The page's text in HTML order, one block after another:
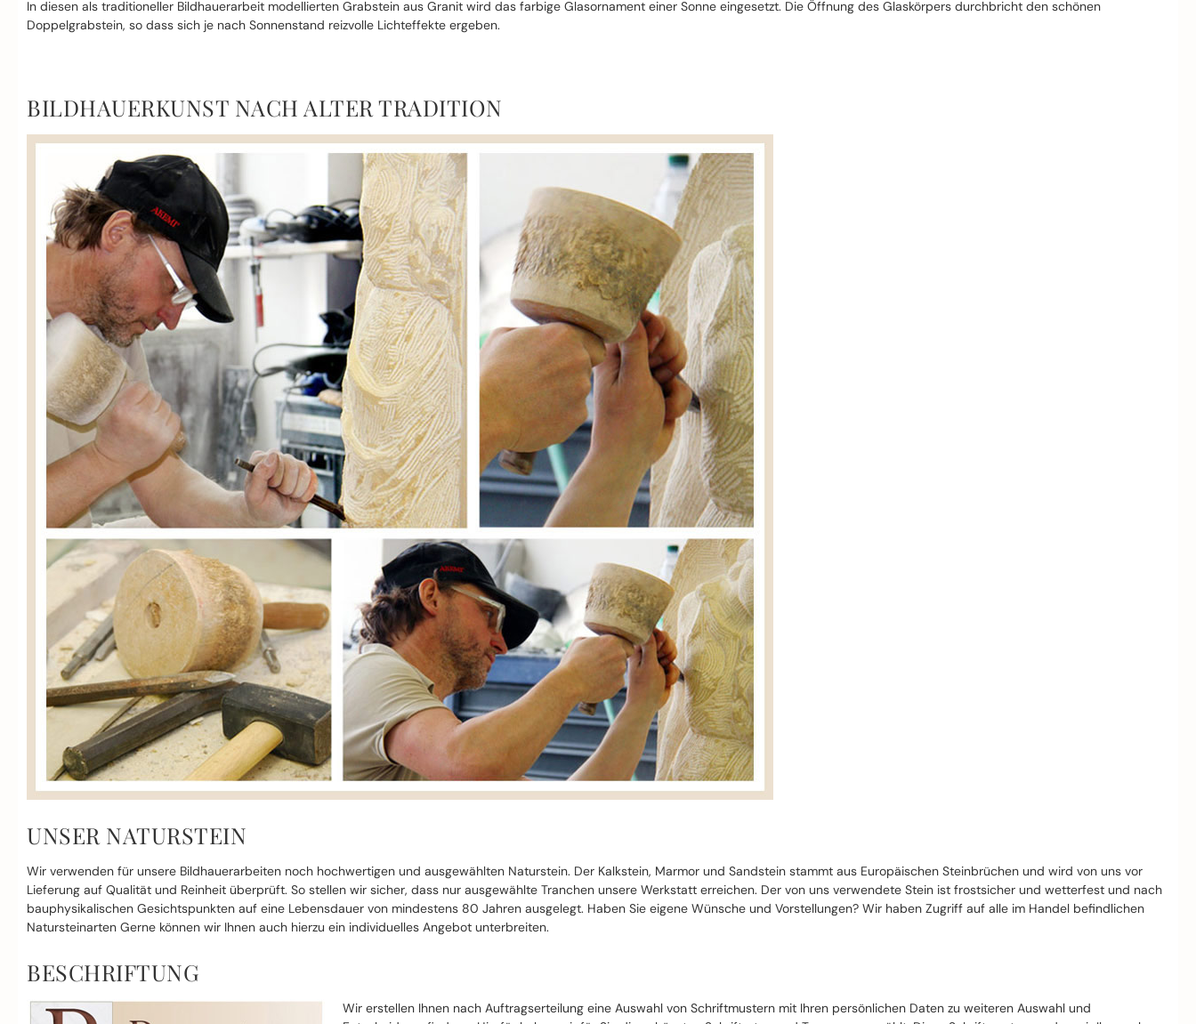
In diesen als traditioneller Bildhauerarbeit modellierten Grabstein aus Granit wird das farbige Glasornament einer Sonne eingesetzt. Die Öffnung des Glaskörpers durchbricht den schönen
Doppelgrabstein, so dass sich je nach Sonnenstand reizvolle Lichteffekte ergeben.
BILDHAUERKUNST NACH ALTER TRADITION
UNSER NATURSTEIN
Wir verwenden für unsere Bildhauerarbeiten noch hochwertigen und ausgewählten Naturstein. Der Kalkstein, Marmor und Sandstein stammt aus Europäischen Steinbrüchen und wird von uns vor
Lieferung auf Qualität und Reinheit überprüft. So stellen wir sicher, dass nur ausgewählte Tranchen unsere Werkstatt erreichen. Der von uns verwendete Stein ist frostsicher und wetterfest und nach
bauphysikalischen Gesichtspunkten auf eine Lebensdauer von mindestens 80 Jahren ausgelegt. Haben Sie eigene Wünsche und Vorstellungen? Wir haben Zugriff auf alle im Handel befindlichen
Natursteinarten Gerne können wir Ihnen auch hierzu ein individuelles Angebot unterbreiten.
BESCHRIFTUNG
Wir erstellen Ihnen nach Auftragserteilung eine Auswahl von Schriftmustern mit Ihren persönlichen Daten zu weiteren Auswahl und